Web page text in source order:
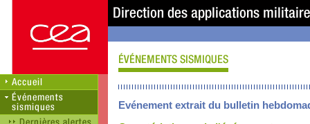
Evénement extrait du bulletin